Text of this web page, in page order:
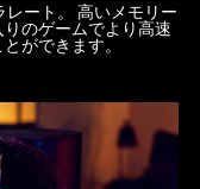
レート。 高いメモリー
のゲームでより高速
ができます。